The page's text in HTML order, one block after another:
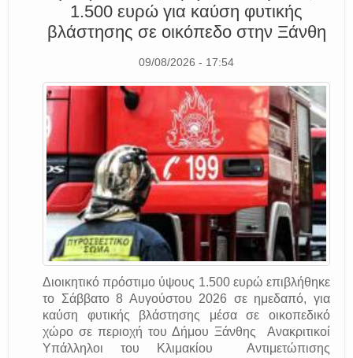
1.500 ευρώ για καύση φυτικής
βλάστησης σε οικόπεδο στην Ξάνθη
09/08/2026 - 17:54
Διοικητικό πρόστιμο ύψους 1.500 ευρώ επιβλήθηκε
το Σάββατο 8 Αυγούστου 2026 σε ημεδαπό, για
καύση φυτικής βλάστησης μέσα σε οικοπεδικό
χώρο σε περιοχή του Δήμου Ξάνθης Ανακριτικοί
Υπάλληλοι του Κλιμακίου Αντιμετώπισης